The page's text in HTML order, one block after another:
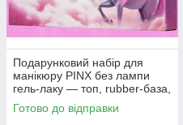
Подарунковий набір для
манікюру PINX без лампи
гель-лаку — топ, rubber-база,
камуфлююча база, червона
база
Готово до відправки